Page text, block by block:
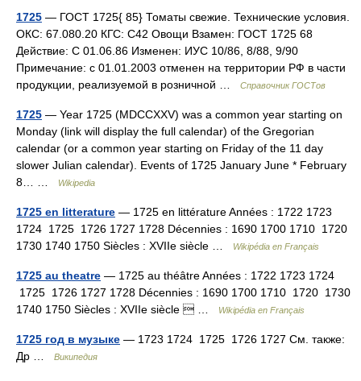
1725 — ГОСТ 1725{ 85} Томаты свежие. Технические условия.
ОКС: 67.080.20 КГС: С42 Овощи Взамен: ГОСТ 1725 68
Действие: С 01.06.86 Изменен: ИУС 10/86, 8/88, 9/90
Примечание: с 01.01.2003 отменен на территории РФ в части
продукции, реализуемой в розничной …
Справочник ГОСТов
1725 — Year 1725 (MDCCXXV) was a common year starting on
Monday (link will display the full calendar) of the Gregorian
calendar (or a common year starting on Friday of the 11 day
slower Julian calendar). Events of 1725 January June * February
8… …
Wikipedia
1725 en litterature — 1725 en littérature Années : 1722 1723
1724 1725 1726 1727 1728 Décennies : 1690 1700 1710 1720
1730 1740 1750 Siècles : XVIIe siècle …
Wikipédia en Français
1725 au theatre — 1725 au théâtre Années : 1722 1723 1724
1725 1726 1727 1728 Décennies : 1690 1700 1710 1720 1730
1740 1750 Siècles : XVIIe siècle  …
Wikipédia en Français
1725 год в музыке — 1723 1724 1725 1726 1727 См. также:
Др …
Википедия